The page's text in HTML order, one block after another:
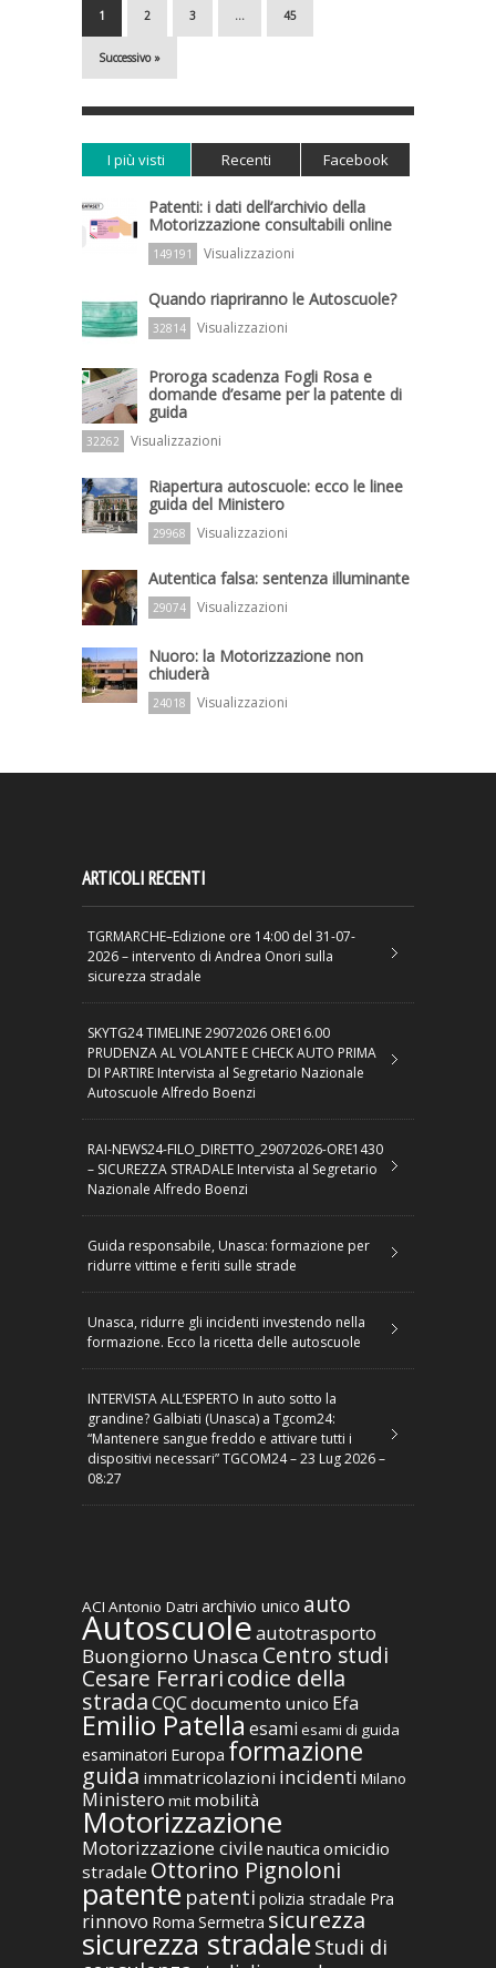
1 2 3 … 45
Successivo »
I più visti Recenti Facebook
Patenti: i dati dell’archivio della
Motorizzazione consultabili online
149191 Visualizzazioni
Quando riapriranno le Autoscuole?
32814 Visualizzazioni
Proroga scadenza Fogli Rosa e
domande d’esame per la patente di
guida
32262 Visualizzazioni
Riapertura autoscuole: ecco le linee
guida del Ministero
29968 Visualizzazioni
Autentica falsa: sentenza illuminante
29074 Visualizzazioni
Nuoro: la Motorizzazione non
chiuderà
24018 Visualizzazioni
ARTICOLI RECENTI
TGRMARCHE–Edizione ore 14:00 del 31-07-
2026 – intervento di Andrea Onori sulla
sicurezza stradale
SKYTG24 TIMELINE 29072026 ORE16.00
PRUDENZA AL VOLANTE E CHECK AUTO PRIMA
DI PARTIRE Intervista al Segretario Nazionale
Autoscuole Alfredo Boenzi
RAI-NEWS24-FILO_DIRETTO_29072026-ORE1430
– SICUREZZA STRADALE Intervista al Segretario
Nazionale Alfredo Boenzi
Guida responsabile, Unasca: formazione per
ridurre vittime e feriti sulle strade
Unasca, ridurre gli incidenti investendo nella
formazione. Ecco la ricetta delle autoscuole
INTERVISTA ALL’ESPERTO In auto sotto la
grandine? Galbiati (Unasca) a Tgcom24:
“Mantenere sangue freddo e attivare tutti i
dispositivi necessari” TGCOM24 – 23 Lug 2026 –
08:27
ACI Antonio Datri archivio unico auto
Autoscuoleautotrasporto
Buongiorno Unasca Centro studi
Cesare Ferraricodice della
stradaCQCdocumento unico Efa
Emilio Patella esami esami di guida
esaminatori Europa formazione
guida immatricolazioni incidenti Milano
Ministero mit mobilità
Motorizzazione
Motorizzazione civile nautica omicidio
stradale Ottorino Pignoloni
patente patenti polizia stradale Pra
rinnovo Roma Sermetra sicurezza
sicurezza stradaleStudi di